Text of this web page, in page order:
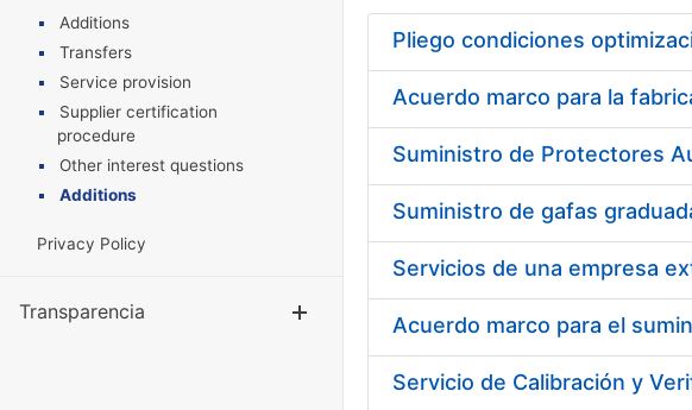
Additions
Transfers
Service provision
Supplier certification
procedure
Other interest questions
Additions
Privacy Policy
Transparencia Show/Hide
Pliego condiciones
Acuerdo marco para la
Acuerdo marco para el